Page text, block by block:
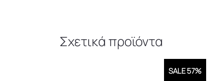
Σχετικά προϊόντα
SALE 57%